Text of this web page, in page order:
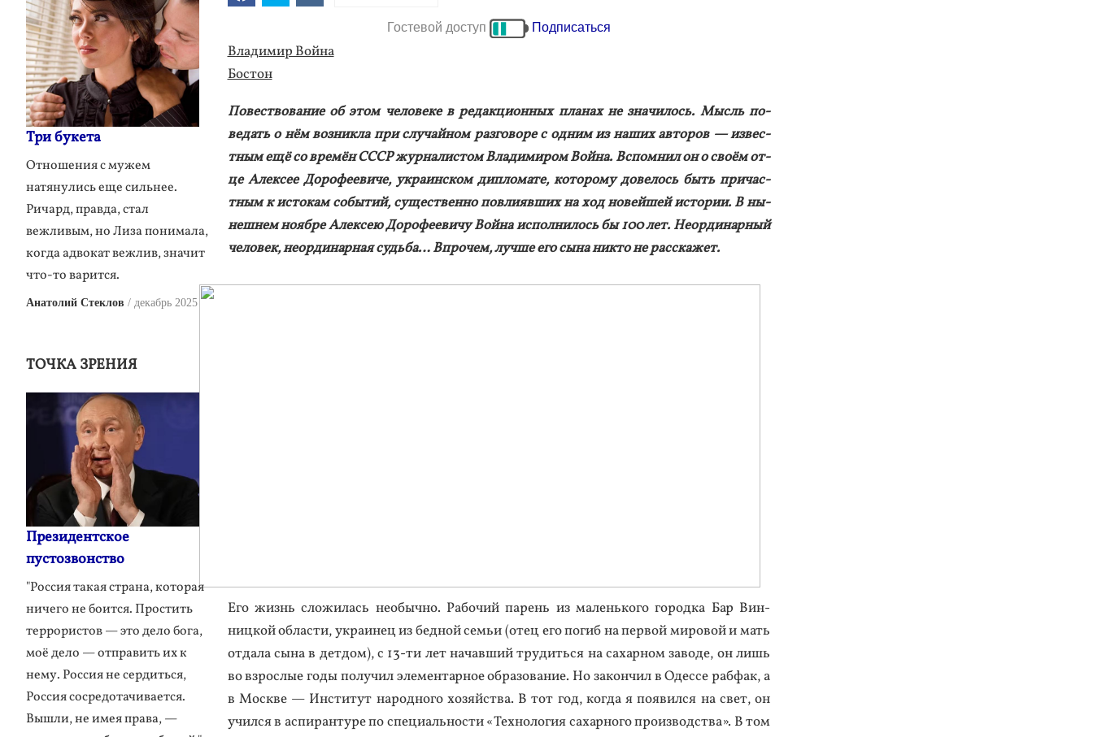
Гостевой доступ Подписаться
Вла­димир Вой­на
Бос­тон
По­вес­тво­вание об этом че­лове­ке в ре­дак­ци­он­ных пла­нах не зна­чилось. Мысль по­
ведать о нём воз­никла при слу­чай­ном раз­го­воре с од­ним из на­ших ав­то­ров — из­вес­
тным ещё со вре­мён СССР жур­на­лис­том Вла­дими­ром Вой­на. Вспом­нил он о сво­ём от­
це Алек­сее До­рофе­еви­че, ук­ра­ин­ском дип­ло­мате, ко­торо­му до­велось быть при­час­
тным к ис­то­кам со­бытий, су­щес­твен­но пов­ли­яв­ших на ход но­вей­шей ис­то­рии. В ны­
неш­нем но­яб­ре Алек­сею До­рофе­еви­чу Вой­на ис­полни­лось бы 100 лет. Не­ор­ди­нар­ный
че­ловек, не­ор­ди­нар­ная судь­ба… Впро­чем, луч­ше его сы­на ник­то не рас­ска­жет.
Его жизнь сло­жилась не­обыч­но. Ра­бочий па­рень из ма­лень­ко­го го­род­ка Бар Вин­
ницкой об­ласти, ук­ра­инец из бед­ной семьи (отец его по­гиб на пер­вой ми­ровой и мать
от­да­ла сы­на в дет­дом), с 13-ти лет на­чав­ший тру­дить­ся на са­хар­ном за­воде, он лишь
во взрос­лые го­ды по­лучил эле­мен­тарное об­ра­зова­ние. Но за­кон­чил в Одес­се раб­фак, а
в Мос­кве — Ин­сти­тут на­род­но­го хо­зяй­ства. В тот год, ког­да я по­явил­ся на свет, он
учил­ся в ас­пи­ран­ту­ре по спе­ци­аль­нос­ти «Тех­но­логия са­хар­но­го про­из­водс­тва». В том
Три букета
Отношения с мужем
натянулись еще сильнее.
Ричард, правда, стал
вежливым, но Лиза понимала,
когда адвокат вежлив, значит
что-то варится.
Анатолий Стеклов декабрь 2025
ТОЧКА ЗРЕНИЯ
Президентское
пустозвонство
"Россия такая страна, которая
ничего не боится. Простить
террористов — это дело бога,
моё дело — отправить их к
нему. Россия не сердиться,
Россия сосредотачивается.
Вышли, не имея права, —